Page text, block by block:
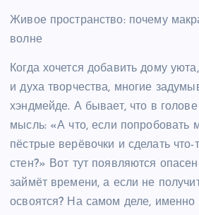
Живое пространство: почему
волне
Когда хочется добавить дому
и духа творчества, многие
хэндмейде. А бывает, что в голове
мысль: «А что, если попробовать
пёстрые верёвочки и сделать
стен?» Вот тут появляются
займёт времени, а если не
освоятся? На самом деле,